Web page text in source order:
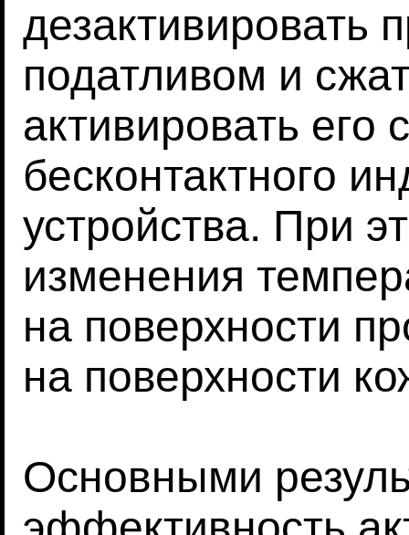
дезактивировать
податливом и
активировать
бесконтактного
устройства. При
изменения
на поверхности
на поверхности
Основными